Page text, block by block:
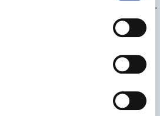
kvo­te 1 og 2, sprog- og ad­
du forbedrer dine chancer
her i slutningen af august.